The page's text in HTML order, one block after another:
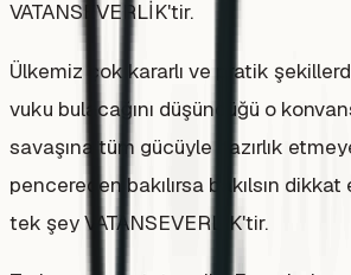
VATANSEVERLİK'tir.
Ülkemiz çok kararlı ve pratik
vuku bulacağını düşündüğü o
savaşına tüm gücüyle hazırlık
pencereden bakılırsa bakılsın
tek şey VATANSEVERLİK'tir.